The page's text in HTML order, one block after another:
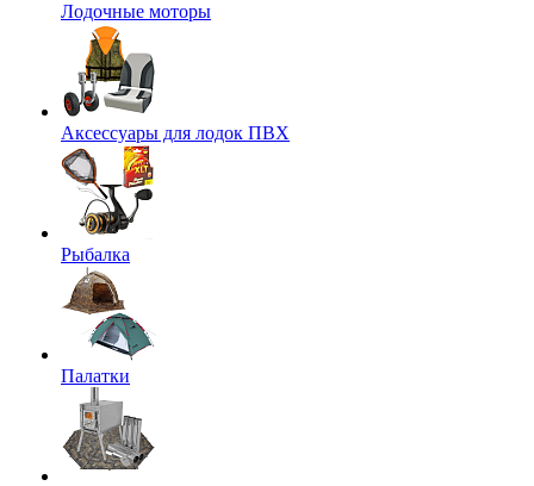
Лодочные моторы
Аксессуары для лодок ПВХ
Рыбалка
Палатки